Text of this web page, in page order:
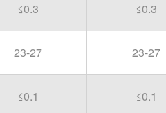
≤0.3 ≤0.3
23-27 23-27
≤0.1 ≤0.1